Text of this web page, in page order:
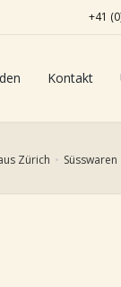
+41
Kontakt
Zürich Süsswaren